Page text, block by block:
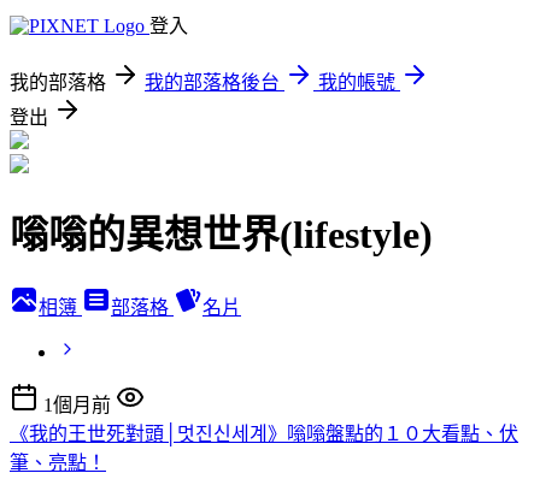
登入
我的部落格 我的部落格後台
我的帳號
登出
嗡嗡的異想世界(lifestyle)
相簿 部落格 名片
1個月前
《我的王世死對頭│멋진신세계》嗡嗡盤點的１０大看點、伏
筆、亮點！